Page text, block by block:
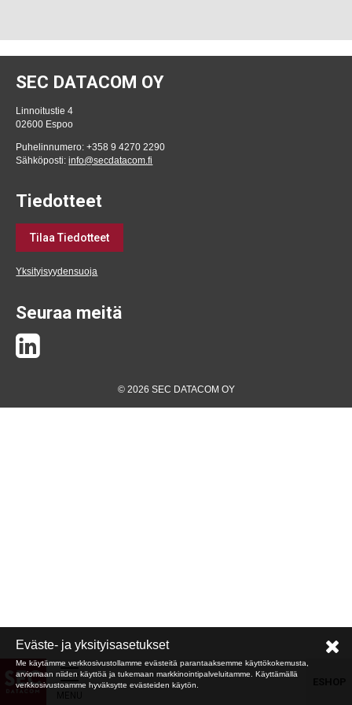
SEC DATACOM OY
Linnoitustie 4
02600 Espoo
Puhelinnumero: +358 9 4270 2290
Sähköposti:info@secdatacom.fi
Tiedotteet
Tilaa Tiedotteet
Yksityisyydensuoja
Seuraa meitä
© 2026 SEC DATACOM OY
Eväste- ja yksityisasetukset
Me käytämme verkkosivustollamme evästeitä parantaaksemme käyttökokemusta,
arviomaan niiden käyttöä ja tukemaan markkinointipalveluitamme. Käyttämällä
verkkosivustoamme hyväksytte evästeiden käytön.